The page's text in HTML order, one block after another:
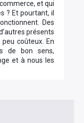
et qui
? Et pourtant, il
Des
présents
coûteux. En
de bon sens,
et à nous les